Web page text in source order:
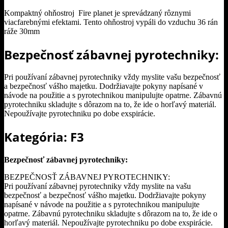
Kompaktný ohňostroj Fire planet je sprevádzaný rôznymi
viacfarebnými efektami. Tento ohňostroj vypáli do vzduchu 36 rán
ráže 30mm
Bezpečnosť zábavnej pyrotechniky:
Pri používaní zábavnej pyrotechniky vždy myslite vašu bezpečnosť
a bezpečnosť vášho majetku. Dodržiavajte pokyny napísané v
návode na použitie a s pyrotechnikou manipulujte opatrne. Zábavnú
pyrotechniku skladujte s dôrazom na to, že ide o horľavý materiál.
Nepoužívajte pyrotechniku po dobe exspirácie.
Kategória: F3
Bezpečnosť zábavnej pyrotechniky:
BEZPEČNOSŤ ZÁBAVNEJ PYROTECHNIKY:
Pri používaní zábavnej pyrotechniky vždy myslite na vašu
bezpečnosť a bezpečnosť vášho majetku. Dodržiavajte pokyny
napísané v návode na použitie a s pyrotechnikou manipulujte
opatrne. Zábavnú pyrotechniku skladujte s dôrazom na to, že ide o
horľavý materiál. Nepoužívajte pyrotechniku po dobe exspirácie.